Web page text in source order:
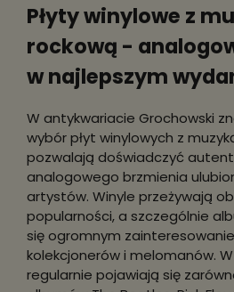
Płyty winylowe z
rockową -
w najlepszym
W antykwariacie Grochowski
wybór płyt winylowych z
pozwalają doświadczyć
analogowego brzmienia
artystów. Winyle przeżywają
popularności, a szczególnie
się ogromnym
kolekcjonerów i melomanów.
regularnie pojawiają się